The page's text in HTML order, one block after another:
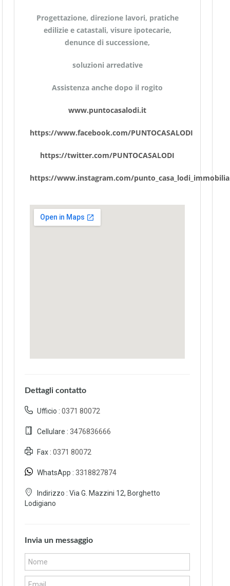
Progettazione, direzione lavori, pratiche
edilizie e catastali, visure ipotecarie,
denunce di successione,
soluzioni arredative
Assistenza anche dopo il rogito
www.puntocasalodi.it
https://www.facebook.com/PUNTOCASALODI
https://twitter.com/PUNTOCASALODI
https://www.instagram.com/
Dettagli contatto
Ufficio : 0371 80072
Cellulare : 3476836666
Fax : 0371 80072
WhatsApp : 3318827874
Indirizzo : Via G. Mazzini 12, Borghetto
Lodigiano
Invia un messaggio